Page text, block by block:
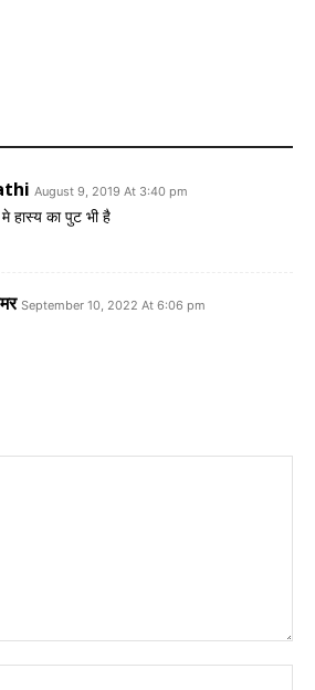
August 9, 2019 At 3:40 pm
हास्य का पुट भी है
September 10, 2022 At 6:06 pm